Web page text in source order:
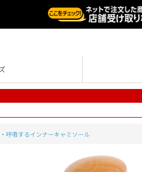
呼吸するインナーキャミソール